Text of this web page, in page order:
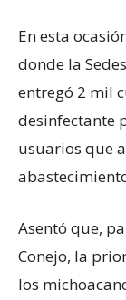
En esta
donde la
entregó 2 mil
desinfectante
usuarios que
Asentó que,
Conejo, la
los